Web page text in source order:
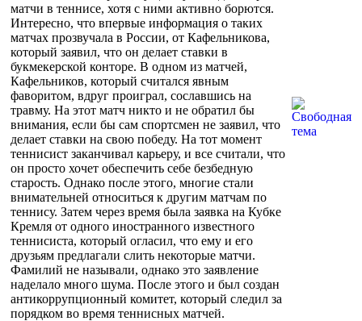
матчи в теннисе, хотя с ними активно борются.
Интересно, что впервые информация о таких
матчах прозвучала в России, от Кафельникова,
который заявил, что он делает ставки в
букмекерской конторе. В одном из матчей,
Кафельников, который считался явным
фаворитом, вдруг проиграл, сославшись на
травму. На этот матч никто и не обратил бы
внимания, если бы сам спортсмен не заявил, что
делает ставки на свою победу. На тот момент
теннисист заканчивал карьеру, и все считали, что
он просто хочет обеспечить себе безбедную
старость. Однако после этого, многие стали
внимательней относиться к другим матчам по
теннису. Затем через время была заявка на Кубке
Кремля от одного иностранного известного
теннисиста, который огласил, что ему и его
друзьям предлагали слить некоторые матчи.
Фамилий не называли, однако это заявление
наделало много шума. После этого и был создан
антикоррупционный комитет, который следил за
порядком во время теннисных матчей.